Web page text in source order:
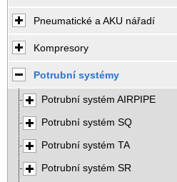
Pneumatické a AKU nářadí
Kompresory
Potrubní systémy
Potrubní systém AIRPIPE
Potrubní systém SQ
Potrubní systém TA
Potrubní systém SR